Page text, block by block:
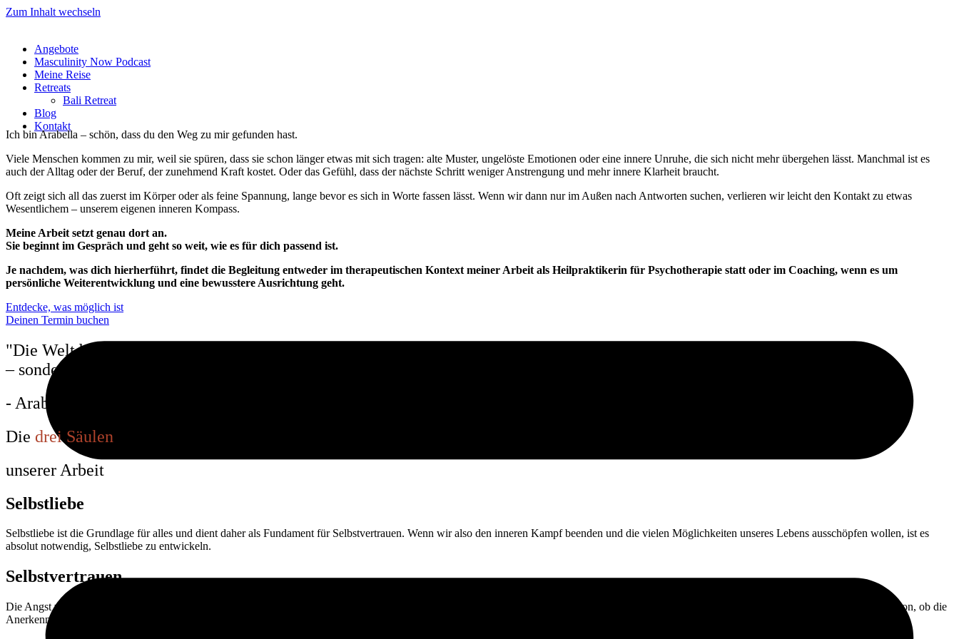
Zum Inhalt wechseln
Angebote
Masculinity Now Podcast
Meine Reise
Retreats
Bali Retreat
Blog
Kontakt
Ich bin Arabella – schön, dass du den Weg zu mir gefunden hast.
Viele Menschen kommen zu mir, weil sie spüren, dass sie schon länger etwas mit sich tragen: alte Muster, ungelöste Emotionen oder eine innere Unruhe, die sich nicht mehr übergehen lässt. Manchmal ist es
auch der Alltag oder der Beruf, der zunehmend Kraft kostet. Oder das Gefühl, dass der nächste Schritt weniger Anstrengung und mehr innere Klarheit braucht.
Oft zeigt sich all das zuerst im Körper oder als feine Spannung, lange bevor es sich in Worte fassen lässt. Wenn wir dann nur im Außen nach Antworten suchen, verlieren wir leicht den Kontakt zu etwas
Wesentlichem – unserem eigenen inneren Kompass.
Meine Arbeit setzt genau dort an.
Sie beginnt im Gespräch und geht so weit, wie es für dich passend ist.
Je nachdem, was dich hierherführt, findet die Begleitung entweder im therapeutischen Kontext meiner Arbeit als Heilpraktikerin für Psychotherapie statt oder im Coaching, wenn es um
persönliche Weiterentwicklung und eine bewusstere Ausrichtung geht.
Entdecke, was möglich ist
Deinen Termin buchen
"Die Welt braucht keine perfekten Menschen
– sondern präsente."
- Arabella Tornow
Die drei Säulen
unserer Arbeit
Selbstliebe
Selbstliebe ist die Grundlage für alles und dient daher als Fundament für Selbstvertrauen. Wenn wir also den inneren Kampf beenden und die vielen Möglichkeiten unseres Lebens ausschöpfen wollen, ist es
absolut notwendig, Selbstliebe zu entwickeln.
Selbstvertrauen
Die Angst vor innerer und äußerer Verurteilung hindert uns daran, echtes Selbstbewusstsein zu entwickeln. Wahre Confidence (nicht Arroganz) bedeutet, dass wir uns selbst vertrauen, unabhängig davon, ob die
Anerkennung von außen kommt oder nicht.